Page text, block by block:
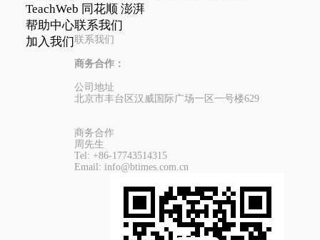
TeachWeb 同花顺 澎湃
帮助中心
加入我们
联系我们
联系我们
商务合作：
公司地址
北京市丰台区汉威国际广场一区一号楼629
商务合作
周先生
Tel: +86-17743514315
Email: info@btimes.com.cn